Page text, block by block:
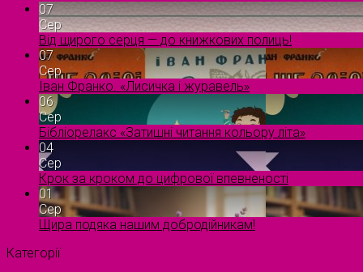
07
Сер
Від щирого серця — до книжкових полиць!
07
Сер
Іван Франко. «Лисичка і журавель»
06
Сер
Бібліорелакс «Затишні читання кольору літа»
04
Сер
Крок за кроком до цифрової впевненості
01
Сер
Щира подяка нашим добродійникам!
Категорії